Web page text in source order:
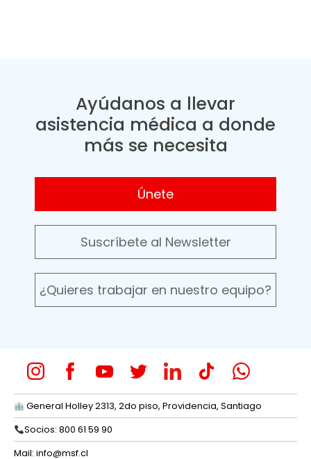
Ayúdanos a llevar
asistencia médica a donde
más se necesita
Únete
Suscríbete al Newsletter
¿Quieres trabajar en nuestro equipo?
General Holley 2313, 2do piso, Providencia, Santiago
Socios: 800 61 59 90
Mail: info@msf.cl